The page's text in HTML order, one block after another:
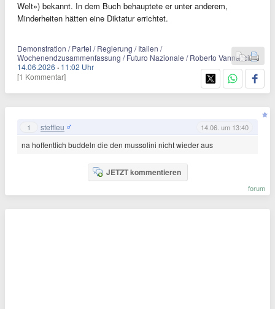
Welt») bekannt. In dem Buch behauptete er unter anderem,
Minderheiten hätten eine Diktatur errichtet.
Demonstration / Partei / Regierung / Italien /
Wochenendzusammenfassung / Futuro Nazionale / Roberto Vannacci
14.06.2026 · 11:02 Uhr
[1 Kommentar]
1 steffleu 14.06. um 13:40
na hoffentlich buddeln die den mussolini nicht wieder aus
JETZT kommentieren
forum